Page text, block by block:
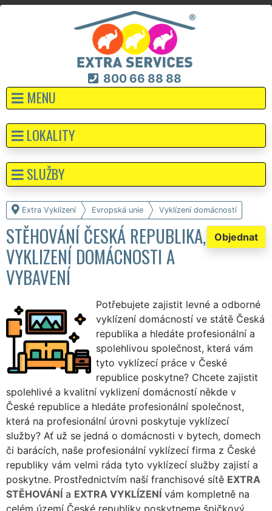
800 66 88 88
MENU
Extra Vyklízení Evropská unie Vyklízení domácností
Objednat
STĚHOVÁNÍ ČESKÁ REPUBLIKA,
VYKLIZENÍ DOMÁCNOSTI A
VYBAVENÍ
Potřebujete zajistit levné a odborné
vyklízení domácností ve státě Česká
republika a hledáte profesionální a
spolehlivou společnost, která vám
tyto vyklízecí práce v České
republice poskytne? Chcete zajistit
spolehlivé a kvalitní vyklizení domácností někde v
České republice a hledáte profesionální společnost,
která na profesionální úrovni poskytuje vyklízecí
služby? Ať už se jedná o domácnosti v bytech, domech
či barácích, naše profesionální vyklízecí firma z České
republiky vám velmi ráda tyto vyklízecí služby zajistí a
poskytne. Prostřednictvím naší franchisové sítě EXTRA
STĚHOVÁNÍ a EXTRA VYKLÍZENÍ vám kompletně na
celém území České republiky poskytneme špičkový
LOKALITY
SLUŽBY